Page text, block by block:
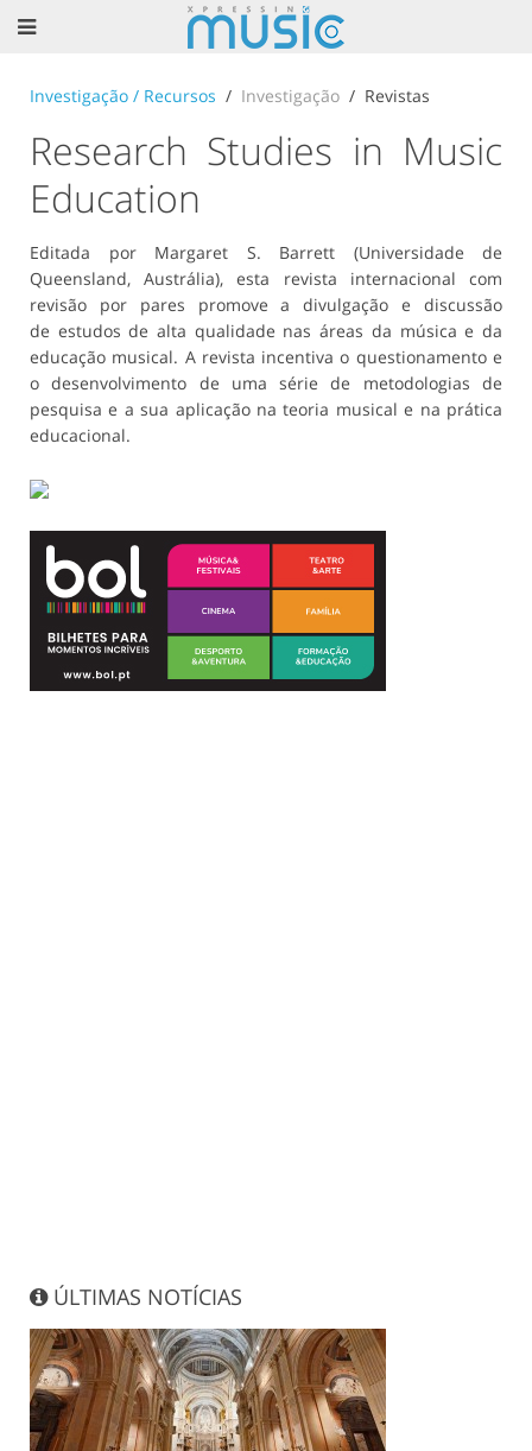
Investigação / Recursos Investigação Revistas
Research Studies in Music
Education
Editada por Margaret S. Barrett (Universidade de
Queensland, Austrália), esta revista internacional com
revisão por pares promove a divulgação e discussão
de estudos de alta qualidade nas áreas da música e da
educação musical. A revista incentiva o questionamento e
o desenvolvimento de uma série de metodologias de
pesquisa e a sua aplicação na teoria musical e na prática
educacional.
ÚLTIMAS NOTÍCIAS